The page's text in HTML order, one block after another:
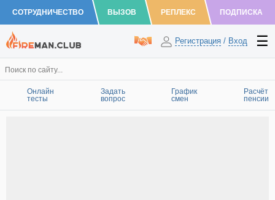
СОТРУДНИЧЕСТВО ВЫЗОВ РЕПЛЕКС ПОДПИСКА
Регистрация / Вход
Онлайн
тесты
Задать
вопрос
График
смен
Расчёт
пенсии